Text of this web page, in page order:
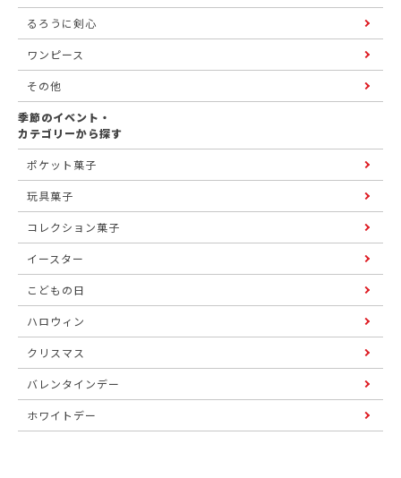
るろうに剣心
ワンピース
その他
季節のイベント・
カテゴリーから探す
ポケット菓子
玩具菓子
コレクション菓子
イースター
こどもの日
ハロウィン
クリスマス
バレンタインデー
ホワイトデー